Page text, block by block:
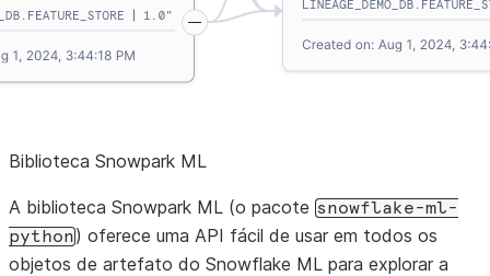
Biblioteca Snowpark ML
A biblioteca Snowpark ML (o pacote snowflake-ml-
python) oferece uma API fácil de usar em todos os
objetos de artefato do Snowflake ML para explorar a